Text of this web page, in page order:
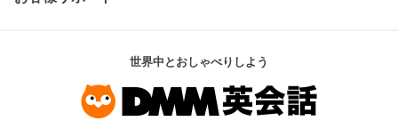
世界中とおしゃべりしよう